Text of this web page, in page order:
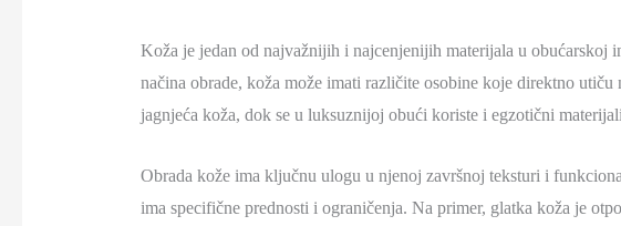
Koža je jedan od najvažnijih i najcenjenijih materijala u
načina obrade, koža može imati različite osobine koje direktno
jagnjeća koža, dok se u luksuznijoj obući koriste i egzotični
Obrada kože ima ključnu ulogu u njenoj završnoj teksturi i
ima specifične prednosti i ograničenja. Na primer, glatka koža je